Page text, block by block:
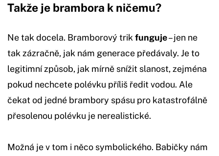
Takže je brambora k ničemu?
Ne tak docela. Bramborový trik funguje– jen ne
tak zázračně, jak nám generace předávaly. Je to
legitimní způsob, jak mírně snížit slanost, zejména
pokud nechcete polévku příliš ředit vodou. Ale
čekat od jedné brambory spásu pro katastrofálně
přesolenou polévku je nerealistické.
Možná je v tom i něco symbolického. Babičky nám